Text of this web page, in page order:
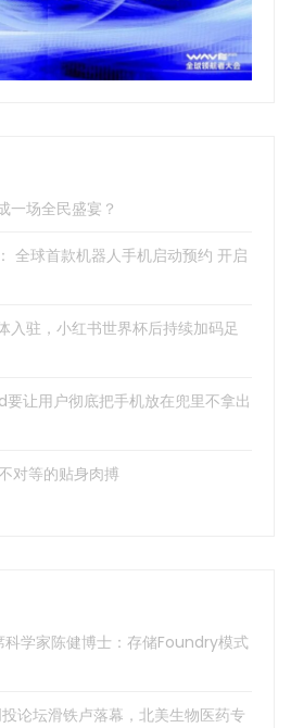
一场全民盛宴？
全球首款机器人手机启动预约 开启
入驻，小红书世界杯后持续加码足
让用户彻底把手机放在兜里不拿出
对等的贴身肉搏
科学家陈健博士：存储Foundry模式
论坛滑铁卢落幕，北美生物医药专